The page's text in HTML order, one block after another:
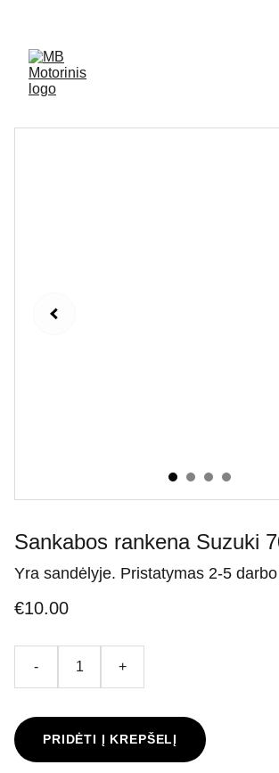
Sankabos rankena Suzuki
Yra sandėlyje. Pristatymas 2-5
€10.00
- +
PRIDĖTI Į KREPŠELĮ